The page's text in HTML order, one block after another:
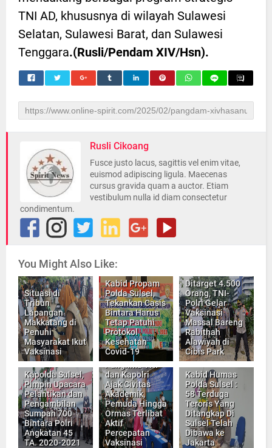
TNI AD, khususnya di wilayah Sulawesi
Selatan, Sulawesi Barat, dan Sulawesi
Tenggara.(Rusli/Pendam XIV/Hsn).
Rusli Cikoang
Fusce justo lacus, sagittis vel enim vitae,
euismod adipiscing ligula. Maecenas
cursus gravida quam a auctor. Etiam
vestibulum nulla id diam consectetur
condimentum.
You Might Also Like:
Situasi di
Tribun
Lapangan
Makkatang di
Penuhi
Masyarakat Ikut
Vaksinasi
Kabid Propam
Polda Sulsel,
Tekankan Casis
Bintara Harus
Tetap Patuhi
Protokol
Kesehatan
Covid-19
Ditarget 4.500
Orang, TNI-
Polri Gelar
Vaksinasi
Massal Bareng
Rabithah
Alawiyah di
Cibis Park
Kapolda Sulsel,
Pimpin Upacara
Pelantikan dan
Pengambilan
Sumpah 700
Bintara Polri
Angkatan 45
TA. 2020-2021
dan Kapolri
Ajak Civitas
Akademik,
Pemuda Hingga
Ormas Terlibat
Aktif
Percepatan
Vaksinasi
Kabid Humas
Polda Sulsel :
58 Terduga
Teroris Yang
Ditangkap Di
Sulsel Telah
Dibawa ke
Jakarta